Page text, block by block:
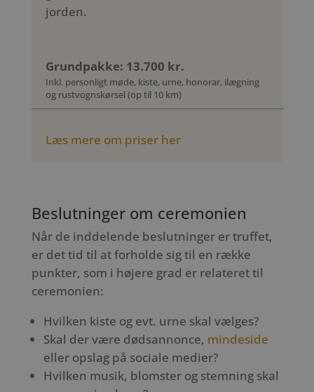
jorden.
Grundpakke: 13.700 kr.
Inkl. personligt møde, kiste, urne, honorar, ilægning
og rustvognskørsel (op til 10 km)
Læs mere om priser her
Beslutninger om ceremonien
Når de inddelende beslutninger er truffet,
er det tid til at forholde sig til en række
punkter, som i højere grad er relateret til
ceremonien:
Hvilken kiste og evt. urne skal vælges?
Skal der være dødsannonce, mindeside
eller opslag på sociale medier?
Hvilken musik, blomster og stemning skal